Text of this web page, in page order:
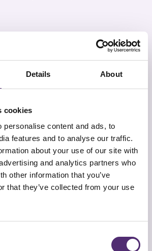
Details About
cookies
personalise content and ads, to
features and to analyse our traffic.
about your use of our site with
and analytics partners who
other information that you’ve
that they’ve collected from your use
of privéproblemen pas
vertrouwd genoeg voelt.
niet (genoeg) het
is het effectiever om door te
bij een of twee gesprekken en
mogelijk wat de vervolgstappen
de aangesloten
informeren hoe het nu gaat. Een